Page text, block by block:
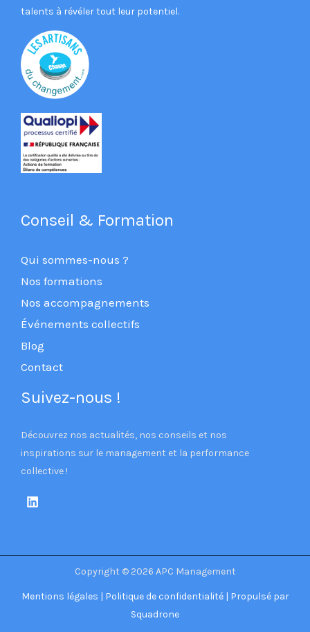
talents à révéler tout leur potentiel.
Conseil & Formation
Qui sommes-nous ?
Nos formations
Nos accompagnements
Événements collectifs
Blog
Contact
Suivez-nous !
Découvrez nos actualités, nos conseils et nos
inspirations sur le management et la performance
collective !
Copyright © 2026 APC Management
Mentions légales | Politique de confidentialité| Propulsé par
Squadrone